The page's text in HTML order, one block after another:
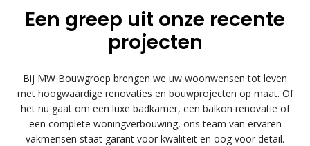
Een greep uit onze recente
projecten
Bij MW Bouwgroep brengen we uw woonwensen tot leven
met hoogwaardige renovaties en bouwprojecten op maat. Of
het nu gaat om een luxe badkamer, een balkon renovatie of
een complete woningverbouwing, ons team van ervaren
vakmensen staat garant voor kwaliteit en oog voor detail.